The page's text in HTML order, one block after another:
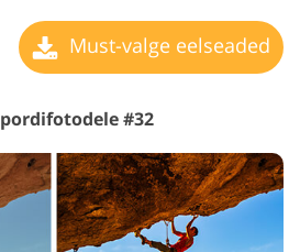
Must-valge eelseaded
#32